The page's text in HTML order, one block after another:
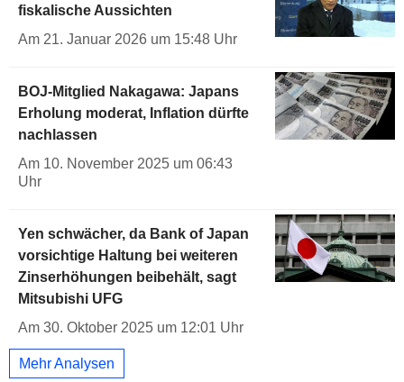
fiskalische Aussichten
Am 21. Januar 2026 um 15:48 Uhr
BOJ-Mitglied Nakagawa: Japans
Erholung moderat, Inflation dürfte
nachlassen
Am 10. November 2025 um 06:43
Uhr
Yen schwächer, da Bank of Japan
vorsichtige Haltung bei weiteren
Zinserhöhungen beibehält, sagt
Mitsubishi UFG
Am 30. Oktober 2025 um 12:01 Uhr
Mehr Analysen